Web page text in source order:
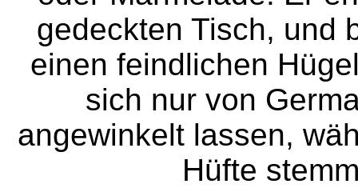
gedeckten Tisch, und
einen feindlichen
sich nur von
angewinkelt lassen,
Hüfte